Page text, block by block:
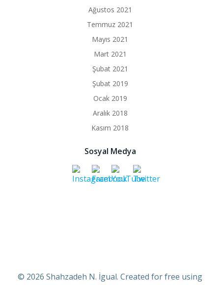
Ağustos 2021
Temmuz 2021
Mayıs 2021
Mart 2021
Şubat 2021
Şubat 2019
Ocak 2019
Aralık 2018
Kasım 2018
Sosyal Medya
© 2026 Shahzadeh N. İgual. Created for free using